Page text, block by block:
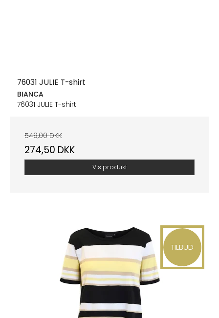
76031 JULIE T-shirt
BIANCA
76031 JULIE T-shirt
549,00 DKK
274,50 DKK
Vis produkt
TILBUD